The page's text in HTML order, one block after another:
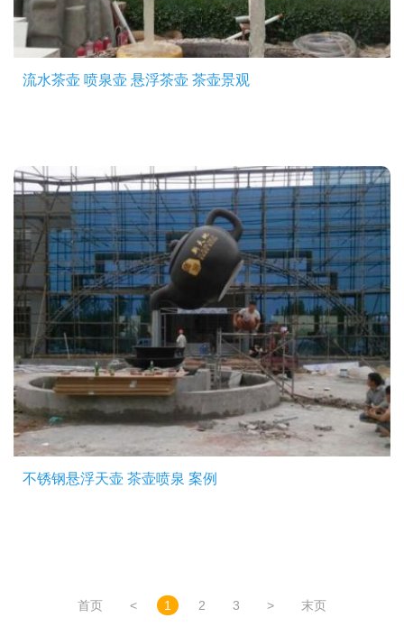
流水茶壶 喷泉壶 悬浮茶壶 茶壶景观
不锈钢悬浮天壶 茶壶喷泉 案例
首页 < 1 2 3 > 末页